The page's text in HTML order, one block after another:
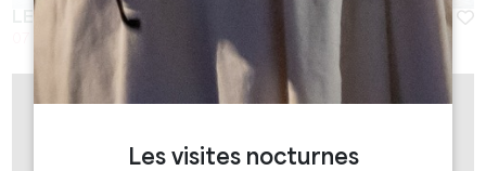
LES APÉROS DU CHÂTEAU TOUR GUILLOTIN
07 Août 2026 - A partir de 19:30
Les visites nocturnes